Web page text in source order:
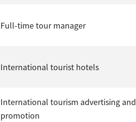
Full-time tour manager
International tourist hotels
International tourism advertising and
promotion